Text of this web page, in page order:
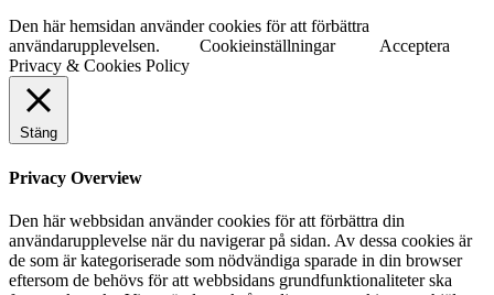
Den här hemsidan använder cookies för att förbättra
användarupplevelsen.
Cookieinställningar
Acceptera
Privacy & Cookies Policy
Stäng
Privacy Overview
Den här webbsidan använder cookies för att förbättra din
användarupplevelse när du navigerar på sidan. Av dessa cookies är
de som är kategoriserade som nödvändiga sparade in din browser
eftersom de behövs för att webbsidans grundfunktionaliteter ska